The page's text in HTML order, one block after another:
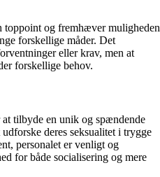
toppoint og fremhæver muligheden
forskellige måder. Det
eller krav, men at
forskellige behov.
tilbyde en unik og spændende
deres seksualitet i trygge
personalet er venligt og
for både socialisering og mere